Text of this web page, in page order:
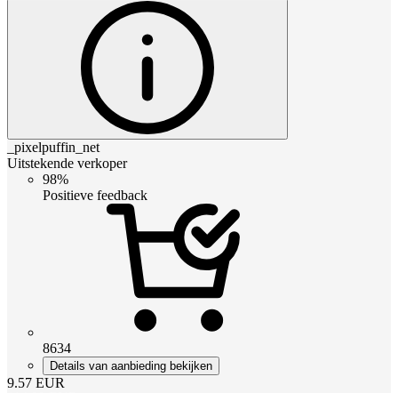
_pixelpuffin_net
Uitstekende verkoper
98%
Positieve feedback
8634
Details van aanbieding bekijken
9.57 EUR